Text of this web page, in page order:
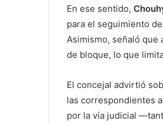
En ese sentido,
para el seguimiento
Asimismo, señaló que
de bloque, lo que
El concejal advirtió
las correspondientes
por la vía judicial